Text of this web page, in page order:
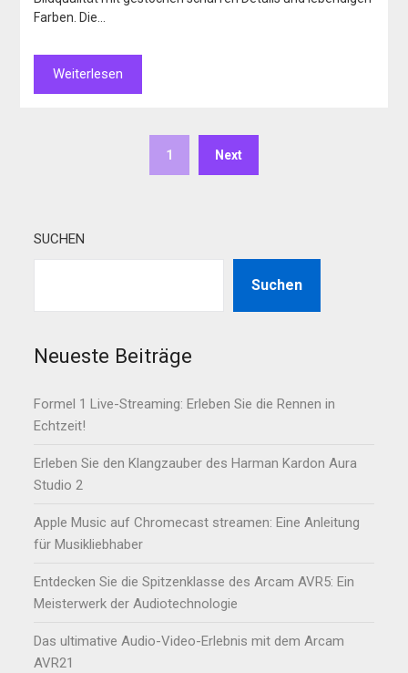
Farben. Die…
Weiterlesen
1 Next
SUCHEN
Suchen
Neueste Beiträge
Formel 1 Live-Streaming: Erleben Sie die Rennen in
Echtzeit!
Erleben Sie den Klangzauber des Harman Kardon Aura
Studio 2
Apple Music auf Chromecast streamen: Eine Anleitung
für Musikliebhaber
Entdecken Sie die Spitzenklasse des Arcam AVR5: Ein
Meisterwerk der Audiotechnologie
Das ultimative Audio-Video-Erlebnis mit dem Arcam
AVR21